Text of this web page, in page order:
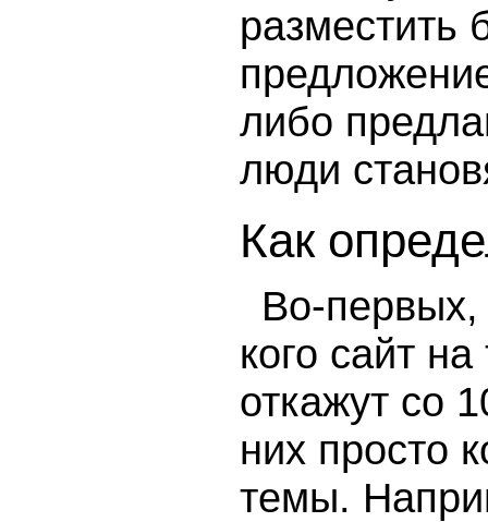
разместить
либо
люди
Как
Во-первых,
кого сайт
откажут со
них просто
темы.